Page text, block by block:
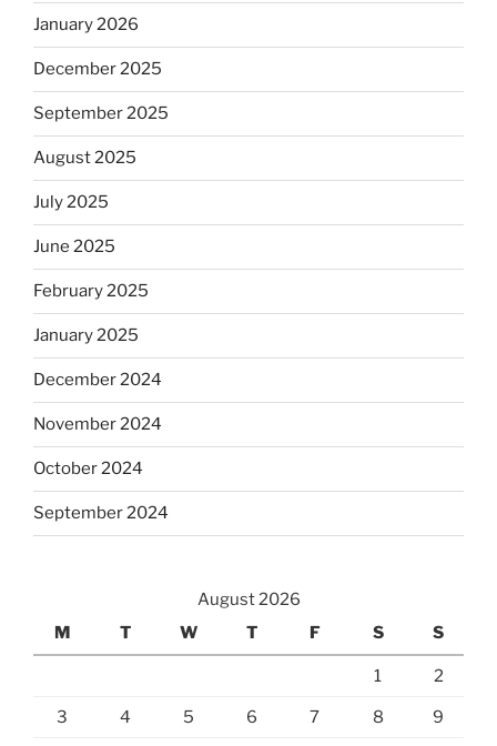
January 2026
December 2025
September 2025
August 2025
July 2025
June 2025
February 2025
January 2025
December 2024
November 2024
October 2024
September 2024
August 2026
M
T W T F S S
1 2
3 4 5 6 7 8 9